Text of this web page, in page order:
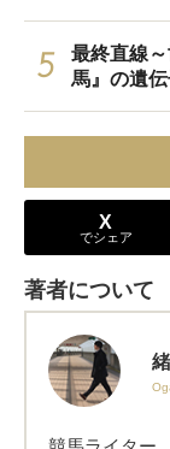
5
最終直線
馬』の遺
X
でシェア
著者について